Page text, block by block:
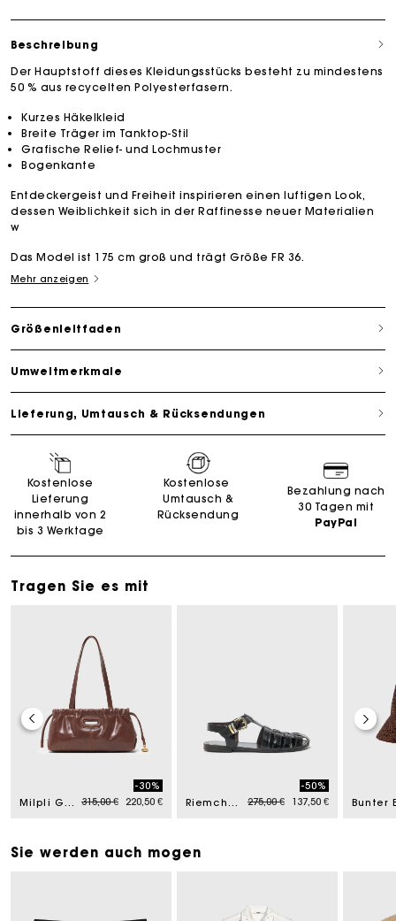
Beschreibung
Der Hauptstoff dieses Kleidungsstücks besteht zu mindestens
50 % aus recycelten Polyesterfasern.
Kurzes Häkelkleid
Breite Träger im Tanktop-Stil
Grafische Relief- und Lochmuster
Bogenkante
Entdeckergeist und Freiheit inspirieren einen luftigen Look,
dessen Weiblichkeit sich in der Raffinesse neuer Materialien
w
Das Model ist 175 cm groß und trägt Größe FR 36.
Mehr anzeigen
Größenleitfaden
Umweltmerkmale
Lieferung, Umtausch & Rücksendungen
Kostenlose
Lieferung
innerhalb von 2
bis 3 Werktage
Kostenlose
Umtausch &
Rücksendung
Bezahlung nach
30 Tagen mit
PayPal
Tragen Sie es mit
Milpli Gazette aus Vintage-Leder Price reduced from
315,00 €to
-30%
220,50 €
Riemchensandalen aus Leder Price reduced from
275,00 €to
-50%
137,50 €
Sie werden auch mogen